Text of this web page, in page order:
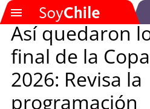
SOYTV
Podcast
Así quedaron
final de la
2026: Revisa la
programación